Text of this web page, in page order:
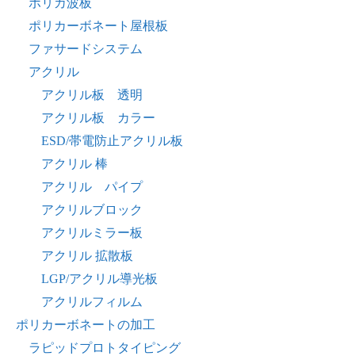
ポリカ波板
ポリカーボネート屋根板
ファサードシステム
アクリル
アクリル板 透明
アクリル板 カラー
ESD/帯電防止アクリル板
アクリル 棒
アクリル パイプ
アクリルブロック
アクリルミラー板
アクリル 拡散板
LGP/アクリル導光板
アクリルフィルム
ポリカーボネートの加工
ラピッドプロトタイピング